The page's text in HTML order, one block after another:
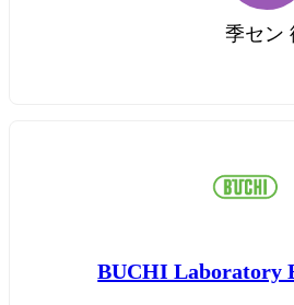
季セン
BUCHI Laboratory